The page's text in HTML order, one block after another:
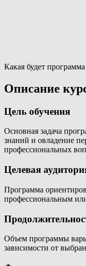
Какая будет программа
Описание
Цель обучения
Основная задача
знаний и овладение
профессиональных
Целевая
Программа
профессиональным
Объем программы
зависимости от